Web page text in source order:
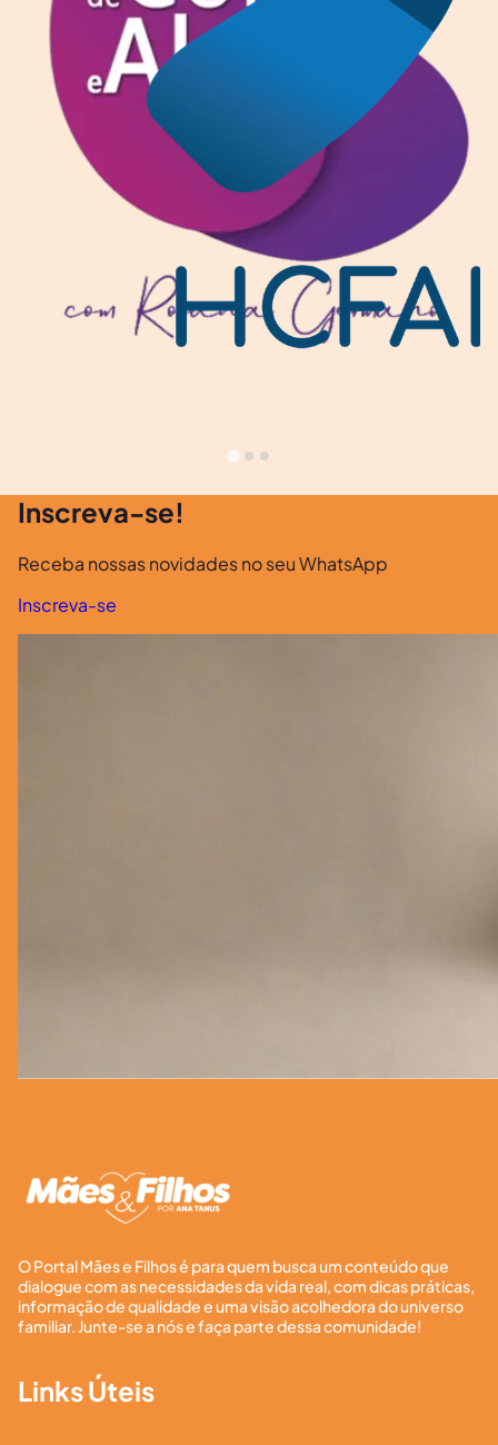
Inscreva-se!
Receba nossas novidades no seu WhatsApp
Inscreva-se
O Portal Mães e Filhos é para quem busca um conteúdo que
dialogue com as necessidades da vida real, com dicas práticas,
informação de qualidade e uma visão acolhedora do universo
familiar. Junte-se a nós e faça parte dessa comunidade!
Links Úteis